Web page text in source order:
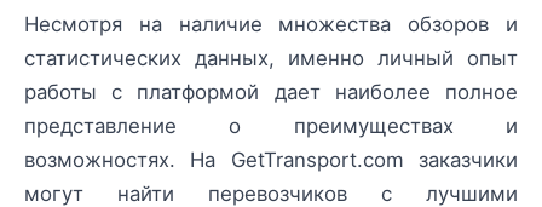
Несмотря на наличие множества обзоров и
статистических данных, именно личный опыт
работы с платформой дает наиболее полное
представление о преимуществах и
возможностях. На GetTransport.com заказчики
могут найти перевозчиков с лучшими